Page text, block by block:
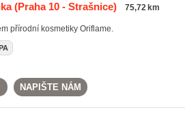
(Praha 10 - Strašnice) 75,72 km
přírodní kosmetiky Oriflame.
NAPIŠTE NÁM